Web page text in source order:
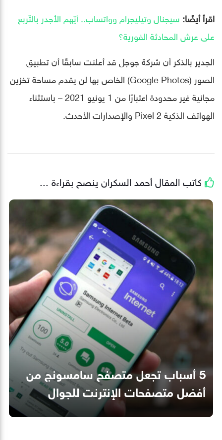
اقرأ أيضًا: سيجنال وتيليجرام وواتساب.. أيّهم الأجدر بالتّربع
على عرش المحادثة الفورية؟
الجدير بالذكر أن شركة جوجل قد أعلنت سابقًا أن تطبيق
الصور (Google Photos) الخاص بها لن يقدم مساحة تخزين
مجانية غير محدودة اعتبارًا من 1 يونيو 2021 – باستثناء
الهواتف الذكية Pixel 2 والإصدارات الأحدث.
كاتب المقالأحمد السكران ينصح بقراءة ...
5 أسباب تجعل متصفح سامسونج من
أفضل متصفحات الإنترنت للجوال